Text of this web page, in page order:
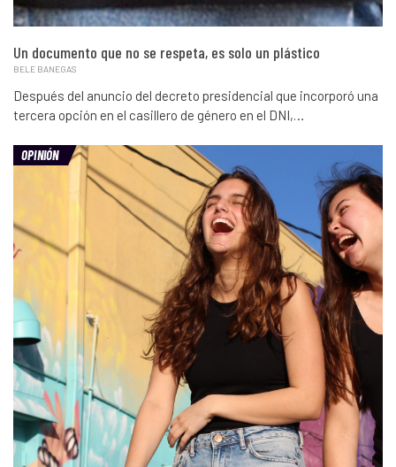
Un documento que no se respeta, es solo un plástico
BELE BANEGAS
Después del anuncio del decreto presidencial que incorporó una
tercera opción en el casillero de género en el DNI,…
OPINIÓN